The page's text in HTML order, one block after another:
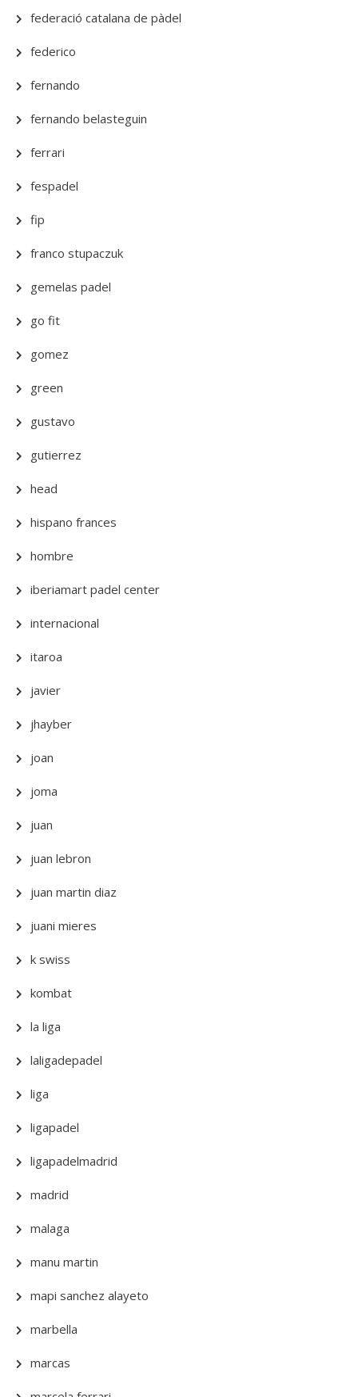
federació catalana de pàdel
federico
fernando
fernando belasteguin
ferrari
fespadel
fip
franco stupaczuk
gemelas padel
go fit
gomez
green
gustavo
gutierrez
head
hispano frances
hombre
iberiamart padel center
internacional
itaroa
javier
jhayber
joan
joma
juan
juan lebron
juan martin diaz
juani mieres
k swiss
kombat
la liga
laligadepadel
liga
ligapadel
ligapadelmadrid
madrid
malaga
manu martin
mapi sanchez alayeto
marbella
marcas